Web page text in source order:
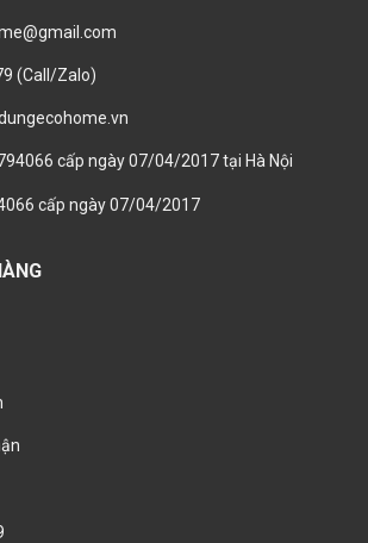
(Call/Zalo)
cấp ngày 07/04/2017 tại Hà Nội
cấp ngày 07/04/2017